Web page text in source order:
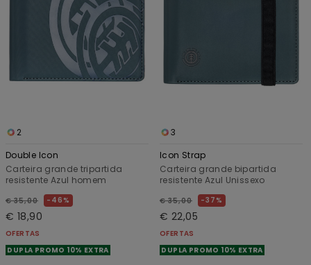
2
Double Icon
Carteira grande tripartida
resistente Azul homem
€ 35,00 46%
€ 18,90
OFERTAS
DUPLA PROMO 10% EXTRA
3
Icon Strap
Carteira grande bipartida
resistente Azul Unissexo
€ 35,00 37%
€ 22,05
OFERTAS
DUPLA PROMO 10% EXTRA